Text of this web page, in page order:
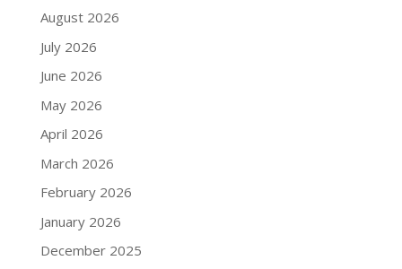
August 2026
July 2026
June 2026
May 2026
April 2026
March 2026
February 2026
January 2026
December 2025